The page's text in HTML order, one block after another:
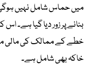
میں حماس شامل نہیں
بنانے پر زور دیا گیا ہے۔
خطے کے ممالک کی مالی
خاکہ بھی شامل ہے۔